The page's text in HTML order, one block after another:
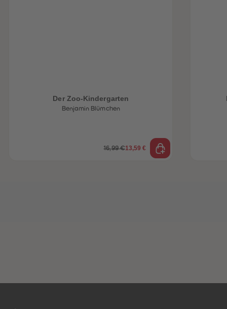
Der Zoo-Kindergarten
Benjamin Blümchen
16,99 €13,59 €